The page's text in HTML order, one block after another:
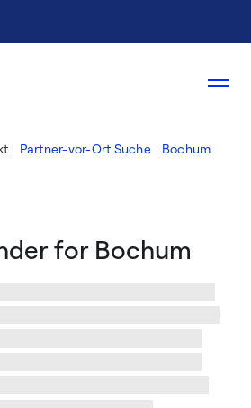
Partner-vor-Ort Suche Bochum
for Bochum